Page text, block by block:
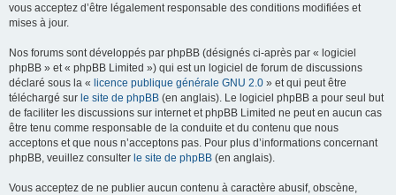
vous acceptez d’être légalement responsable des conditions modifiées et
mises à jour.
Nos forums sont développés par phpBB (désignés ci-après par « logiciel
phpBB » et « phpBB Limited ») qui est un logiciel de forum de discussions
déclaré sous la « licence publique générale GNU 2.0 » et qui peut être
téléchargé sur le site de phpBB (en anglais). Le logiciel phpBB a pour seul but
de faciliter les discussions sur internet et phpBB Limited ne peut en aucun cas
être tenu comme responsable de la conduite et du contenu que nous
acceptons et que nous n’acceptons pas. Pour plus d’informations concernant
phpBB, veuillez consulter le site de phpBB (en anglais).
Vous acceptez de ne publier aucun contenu à caractère abusif, obscène,